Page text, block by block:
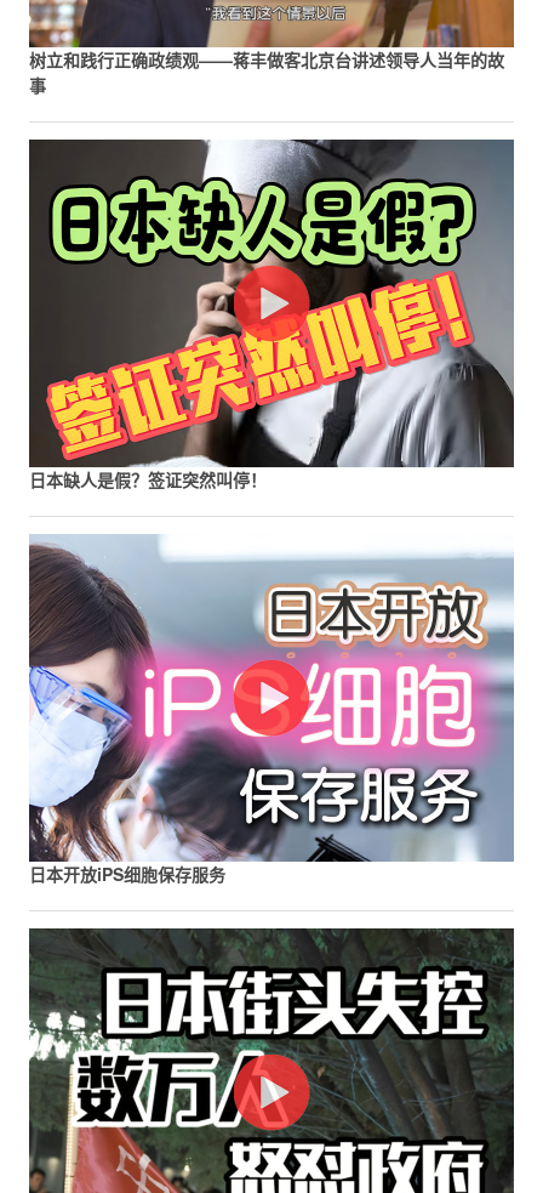
树立和践行正确政绩观——蒋丰做客北京台讲述领导人当年的故
事
日本缺人是假？签证突然叫停！
日本开放iPS细胞保存服务